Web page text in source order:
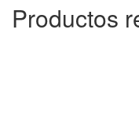
Productos